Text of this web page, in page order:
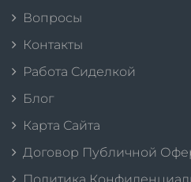
Вопросы
Контакты
Работа Сиделкой
Блог
Карта Сайта
Договор Публичной